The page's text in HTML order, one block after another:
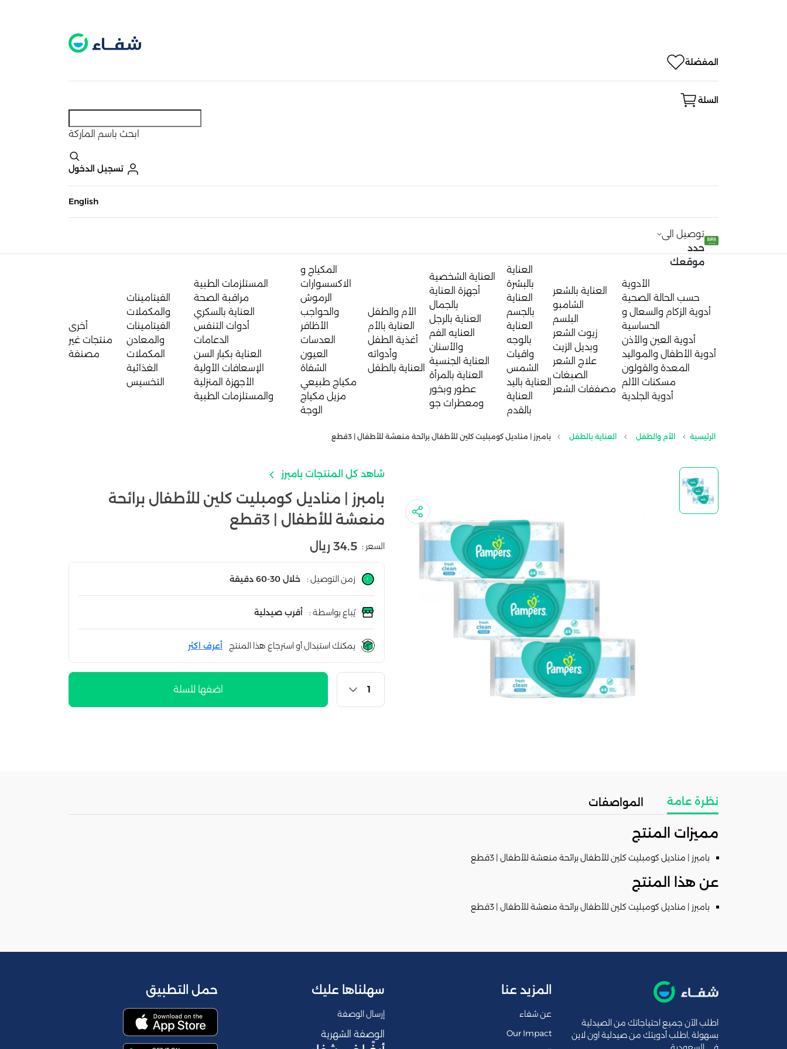
المفضلة
السلة
ابحث باسم الماركة
تسجيل الدخول
English
توصيل الى
حدد
موقعك
الأدوية
حسب الحالة الصحية
أدوية الزكام والسعال و
الحساسية
أدوية العين والأذن
أدوية الأطفال والمواليد
المعدة والقولون
مسكنات الألم
أدوية الجلدية
العناية بالشعر
الشامبو
البلسم
زيوت الشعر
وبديل الزيت
علاج الشعر
الصبغات
مصففات الشعر
العناية
بالبشرة
العناية
بالجسم
العناية
بالوجه
واقيات
الشمس
العناية باليد
العناية
بالقدم
العناية الشخصية
أجهزة العناية
بالجمال
العناية بالرجل
العنايه الفم
والأسنان
العناية الجنسية
العناية بالمرأة
عطور وبخور
ومعطرات جو
الأم والطفل
العناية بالأم
أغذية الطفل
وأدواته
العناية بالطفل
المكياج و
الاكسسوارات
الرموش
والحواجب
الأظافر
العدسات
العيون
الشفاة
مكياج طبيعي
مزيل مكياج
الوجة
المستلزمات الطبية
مراقبة الصحة
العناية بالسكري
أدوات التنفس
الدعامات
العناية بكبار السن
الإسعافات الأولية
الأجهزة المنزلية
والمستلزمات الطبية
الفيتامينات
والمكملات
الفيتامينات
والمعادن
المكملات
الغذائية
التخسيس
أخرى
منتجات غير
مصنفة
الرئيسية الأم والطفل العناية بالطفل بامبرز | مناديل كومبليت كلين للأطفال برائحة منعشة للأطفال | 3قطع
شاهد كل المنتجات بامبرز
بامبرز | مناديل كومبليت كلين للأطفال برائحة
منعشة للأطفال | 3قطع
السعر : 34.5 ريال
زمن التوصيل : خلال 30-60 دقيقة
يُباع بواسطة : أقرب صيدلية
يمكنك استبدال أو استرجاع هذا المنتج أعرف اكثر
اضفها للسلة
نظرة عامة المواصفات
مميزات المنتج
بامبرز | مناديل كومبليت كلين للأطفال برائحة منعشة للأطفال | 3قطع
عن هذا المنتج
بامبرز | مناديل كومبليت كلين للأطفال برائحة منعشة للأطفال | 3قطع
اطلب الآن جميع احتياجاتك من الصيدلية
بسهولة ,اطلب أدويتك من صيدلية اون لاين
المزيد عنا
عن شفاء
Our Impact
سهلناها عليك
إرسال الوصفة
الوصفة الشهرية
حمل التطبيق